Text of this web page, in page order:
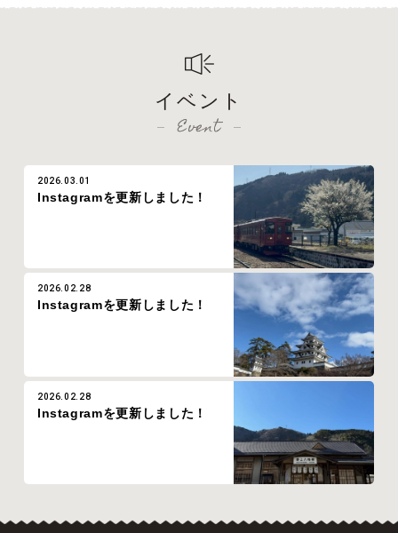
イベント
Event
2026.03.01
Instagramを更新しました！
2026.02.28
Instagramを更新しました！
2026.02.28
Instagramを更新しました！